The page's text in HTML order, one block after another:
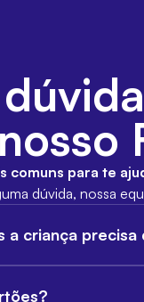
comuns para te
dúvida, nossa
a criança precisa
de ingresso